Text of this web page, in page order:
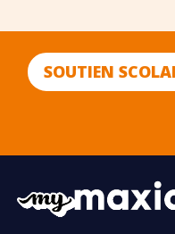
SOUTIEN